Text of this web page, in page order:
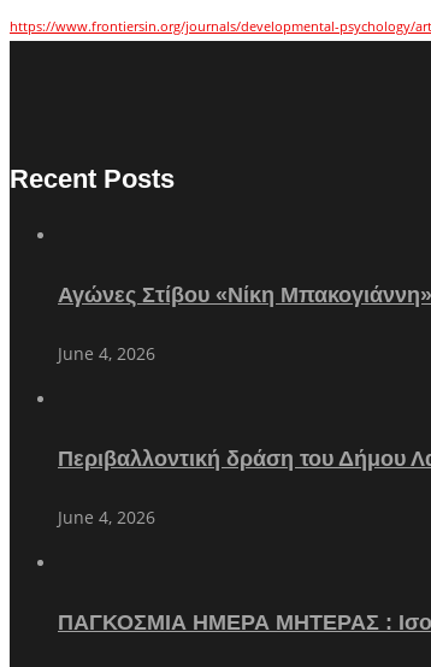
https://www.frontiersin.org/journals/developmental-psychology/
Recent Posts
Αγώνες Στίβου «Νίκη
June 4, 2026
Περιβαλλοντική δράση του Δήμου
June 4, 2026
ΠΑΓΚΟΣΜΙΑ ΗΜΕΡΑ ΜΗΤΕΡΑΣ :